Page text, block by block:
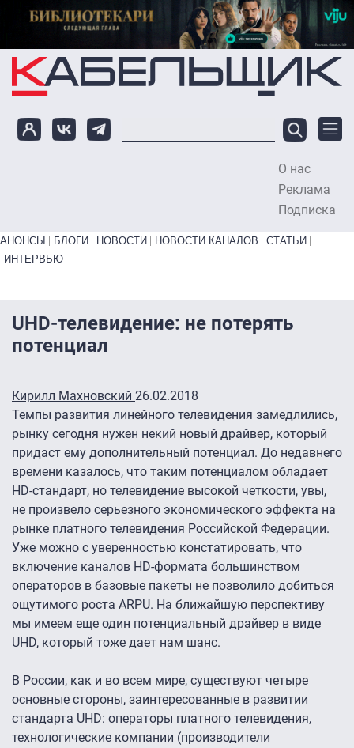
Перейти к основному содержанию
О нас
Реклама
Подписка
Primary links bottom
АНОНСЫ БЛОГИ НОВОСТИ НОВОСТИ КАНАЛОВ
СТАТЬИ
ИНТЕРВЬЮ
UHD-телевидение: не потерять
потенциал
Кирилл Махновский 26.02.2018
Темпы развития линейного телевидения замедлились,
рынку сегодня нужен некий новый драйвер, который
придаст ему дополнительный потенциал. До недавнего
времени казалось, что таким потенциалом обладает
HD-стандарт, но телевидение высокой четкости, увы,
не произвело серьезного экономического эффекта на
рынке платного телевидения Российской Федерации.
Уже можно с уверенностью констатировать, что
включение каналов HD-формата большинством
операторов в базовые пакеты не позволило добиться
ощутимого роста ARPU. На ближайшую перспективу
мы имеем еще один потенциальный драйвер в виде
UHD, который тоже дает нам шанс.
В России, как и во всем мире, существуют четыре
основные стороны, заинтересованные в развитии
стандарта UHD: операторы платного телевидения,
технологические компании (производители